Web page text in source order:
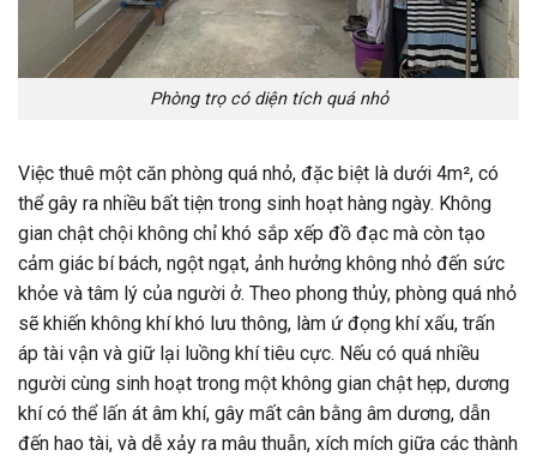
Phòng trọ có diện tích quá nhỏ
Việc thuê một căn phòng quá nhỏ, đặc biệt là dưới 4m², có
thể gây ra nhiều bất tiện trong sinh hoạt hàng ngày. Không
gian chật chội không chỉ khó sắp xếp đồ đạc mà còn tạo
cảm giác bí bách, ngột ngạt, ảnh hưởng không nhỏ đến sức
khỏe và tâm lý của người ở. Theo phong thủy, phòng quá nhỏ
sẽ khiến không khí khó lưu thông, làm ứ đọng khí xấu, trấn
áp tài vận và giữ lại luồng khí tiêu cực. Nếu có quá nhiều
người cùng sinh hoạt trong một không gian chật hẹp, dương
khí có thể lấn át âm khí, gây mất cân bằng âm dương, dẫn
đến hao tài, và dễ xảy ra mâu thuẫn, xích mích giữa các thành